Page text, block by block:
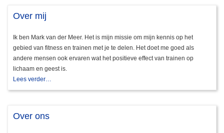
Over mij
Ik ben Mark van der Meer. Het is mijn missie om mijn kennis op het
gebied van fitness en trainen met je te delen. Het doet me goed als
andere mensen ook ervaren wat het positieve effect van trainen op
lichaam en geest is.
Lees verder…
Over ons